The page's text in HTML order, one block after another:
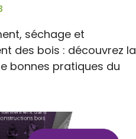
séchage et
des bois : découvrez la
bonnes pratiques du